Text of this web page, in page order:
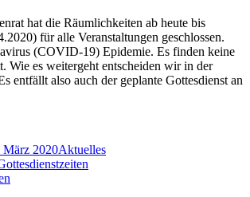
hat die Räumlichkeiten ab heute bis
für alle Veranstaltungen geschlossen.
(COVID-19) Epidemie. Es finden keine
Wie es weitergeht entscheiden wir in der
entfällt also auch der geplante Gottesdienst an
März 2020Aktuelles